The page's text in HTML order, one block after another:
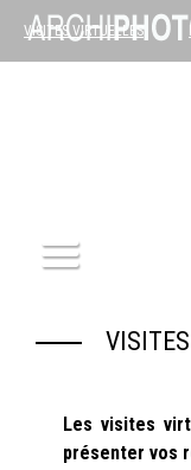
VISITES VIRTUELLES
PATRIMOINE
Les visites
présenter vos